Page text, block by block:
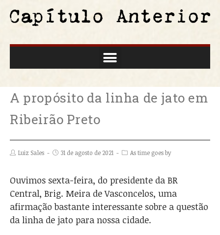
A propósito da linha de jato em
Ribeirão Preto
Luiz Sales 31 de agosto de 2021 As time goes by
Ouvimos sexta-feira, do presidente da BR
Central, Brig. Meira de Vasconcelos, uma
afirmação bastante interessante sobre a questão
da linha de jato para nossa cidade.